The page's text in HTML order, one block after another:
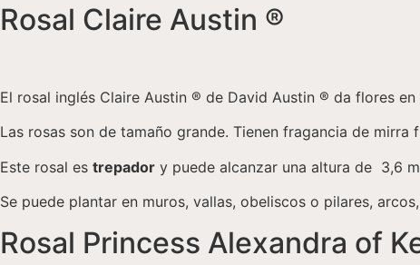
Rosal Claire Austin ®
El rosal inglés Claire Austin ® de David Austin ® da flores
Las rosas son de tamaño grande. Tienen fragancia de
Este rosal es trepador y puede alcanzar una altura de 3,6
Se puede plantar en muros, vallas, obeliscos o pilares,
Rosal Princess Alexandra of